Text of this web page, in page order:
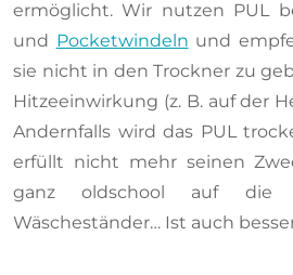
ermöglicht. Wir nutzen PUL
und Pocketwindeln und
sie nicht in den Trockner zu
Hitzeeinwirkung (z. B. auf der
Andernfalls wird das PUL
erfüllt nicht mehr seinen
ganz oldschool auf die
Wäscheständer… Ist auch